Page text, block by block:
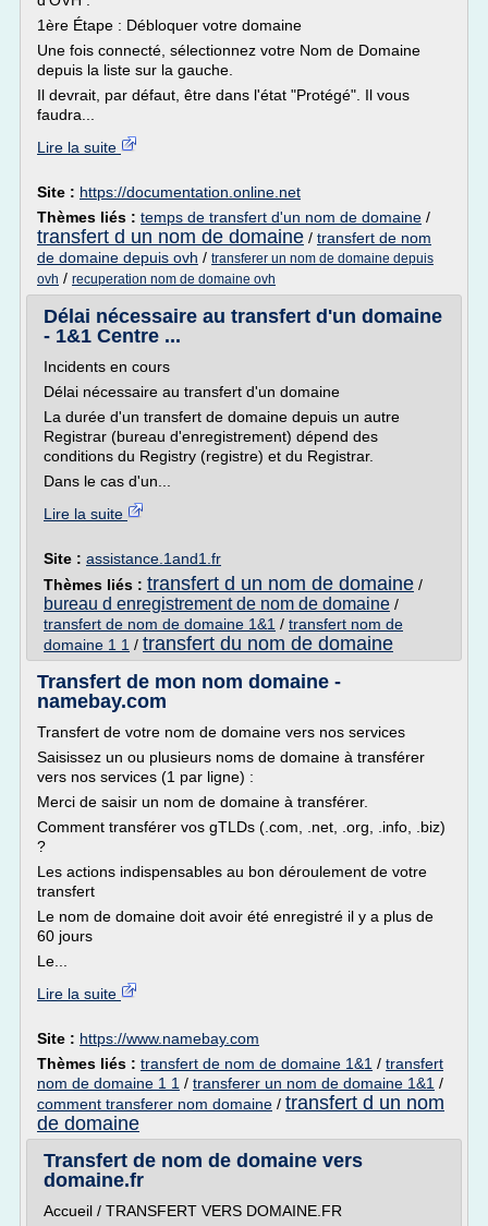
1ère Étape : Débloquer votre domaine
Une fois connecté, sélectionnez votre Nom de Domaine
depuis la liste sur la gauche.
Il devrait, par défaut, être dans l'état "Protégé". Il vous
faudra...
Lire la suite
Site : https://documentation.online.net
Thèmes liés : temps de transfert d'un nom de domaine /
transfert d un nom de domaine / transfert de nom
de domaine depuis ovh / transferer un nom de domaine depuis
ovh / recuperation nom de domaine ovh
Délai nécessaire au transfert d'un domaine
- 1&1 Centre ...
Incidents en cours
Délai nécessaire au transfert d'un domaine
La durée d'un transfert de domaine depuis un autre
Registrar (bureau d'enregistrement) dépend des
conditions du Registry (registre) et du Registrar.
Dans le cas d'un...
Lire la suite
Site : assistance.1and1.fr
Thèmes liés : transfert d un nom de domaine /
bureau d enregistrement de nom de domaine /
transfert de nom de domaine 1&1 / transfert nom de
domaine 1 1 / transfert du nom de domaine
Transfert de mon nom domaine -
namebay.com
Transfert de votre nom de domaine vers nos services
Saisissez un ou plusieurs noms de domaine à transférer
vers nos services (1 par ligne) :
Merci de saisir un nom de domaine à transférer.
Comment transférer vos gTLDs (.com, .net, .org, .info, .biz)
?
Les actions indispensables au bon déroulement de votre
transfert
Le nom de domaine doit avoir été enregistré il y a plus de
60 jours
Le...
Lire la suite
Site : https://www.namebay.com
Thèmes liés : transfert de nom de domaine 1&1 / transfert
nom de domaine 1 1 / transferer un nom de domaine 1&1 /
comment transferer nom domaine / transfert d un nom
de domaine
Transfert de nom de domaine vers
domaine.fr
Accueil / TRANSFERT VERS DOMAINE.FR